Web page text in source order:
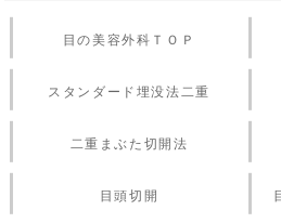
目の美容外科ＴＯＰ
スタンダード埋没法二重
二重まぶた切開法
目頭切開